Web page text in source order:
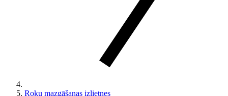
Roku mazgāšanas izlietnes